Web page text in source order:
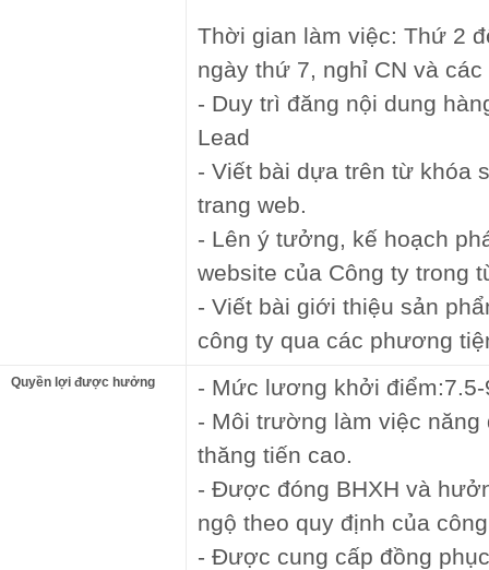
Thời gian làm việc: Thứ 2
ngày thứ 7, nghỉ CN và các
- Duy trì đăng nội dung
Lead
- Viết bài dựa trên từ khóa
trang web.
- Lên ý tưởng, kế hoạch
website của Công ty trong
- Viết bài giới thiệu sản
công ty qua các phương
Quyền lợi được hưởng
- Mức lương khởi
- Môi trường làm việc
thăng tiến cao.
- Được đóng BHXH và
ngộ theo quy định của
- Được cung cấp đồng